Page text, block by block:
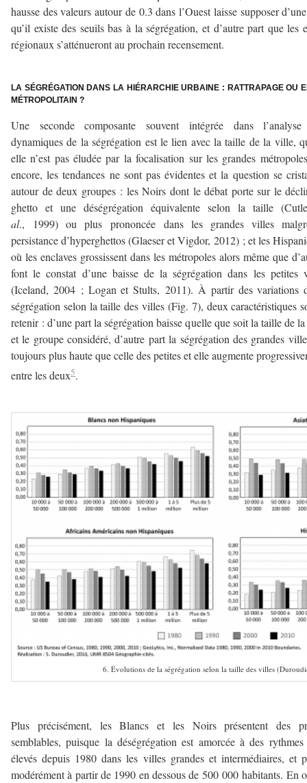
hausse des valeurs autour de 0.3 dans l’Ouest laisse supposer
qu’il existe des seuils bas à la ségrégation, et d’autre part que les
régionaux s’atténueront au prochain recensement.
LA SÉGRÉGATION DANS LA HIÉRARCHIE URBAINE : RATTRAPAGE OU
MÉTROPOLITAIN ?
Une seconde composante souvent intégrée dans
dynamiques de la ségrégation est le lien avec la taille de la ville,
elle n’est pas éludée par la focalisation sur les grandes
encore, les tendances ne sont pas évidentes et la question se
autour de deux groupes : les Noirs dont le débat porte sur le
ghetto et une déségrégation équivalente selon la taille
al., 1999) ou plus prononcée dans les grandes villes
persistance d’hyperghettos (Glaeser et Vigdor, 2012) ; et les
où les enclaves grossissent dans les métropoles alors même que
font le constat d’une baisse de la ségrégation dans les petites
(Iceland, 2004 ; Logan et Stults, 2011). À partir des variations
ségrégation selon la taille des villes (Fig. 7), deux caractéristiques
retenir : d’une part la ségrégation baisse quelle que soit la taille de
et le groupe considéré, d’autre part la ségrégation des grandes
toujours plus haute que celle des petites et elle augmente
entre les deux5.
6. Évolutions de la ségrégation selon la taille des villes
Plus précisément, les Blancs et les Noirs présentent des
semblables, puisque la déségrégation est amorcée à des
élevés depuis 1980 dans les villes grandes et intermédiaires, et
modérément à partir de 1990 en dessous de 500 000 habitants. En